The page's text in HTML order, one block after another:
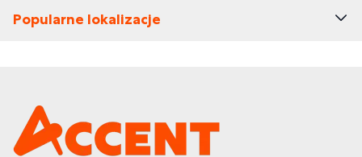
Popularne lokalizacje